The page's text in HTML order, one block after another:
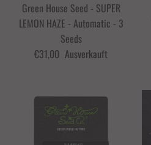
Green House Seed - SUPER
LEMON HAZE - Automatic - 3
Seeds
€31,00 Ausverkauft